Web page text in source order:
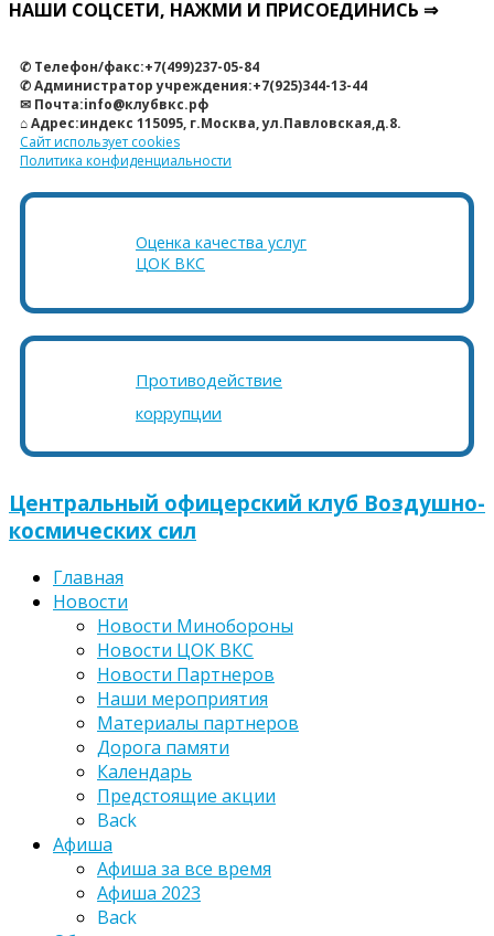
НАШИ СОЦСЕТИ, НАЖМИ И ПРИСОЕДИНИСЬ ⇒
✆ Телефон/факс:+7(499)237-05-84
✆ Администратор учреждения:+7(925)344-13-44
✉ Почта:info@клубвкс.рф
⌂ Адрес:индекс 115095, г.Москва, ул.Павловская,д.8.
Сайт использует cookies
Политика конфиденциальности
Оценка качества услуг
ЦОК ВКС
Противодействие
коррупции
Центральный офицерский клуб Воздушно-
космических сил
Главная
Новости
Новости Минобороны
Новости ЦОК ВКС
Новости Партнеров
Наши мероприятия
Материалы партнеров
Дорога памяти
Календарь
Предстоящие акции
Back
Афиша
Афиша за все время
Афиша 2023
Back